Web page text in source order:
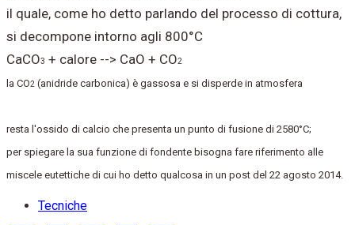
il quale, come ho detto parlando del processo di cottura,
si decompone intorno agli 800°C
CaCO3 + calore --> CaO + CO2
la CO2 (anidride carbonica) è gassosa e si disperde in atmosfera
resta l'ossido di calcio che presenta un punto di fusione di 2580°C;
per spiegare la sua funzione di fondente bisogna fare riferimento alle
miscele eutettiche di cui ho detto qualcosa in un post del 22 agosto 2014.
Tecniche